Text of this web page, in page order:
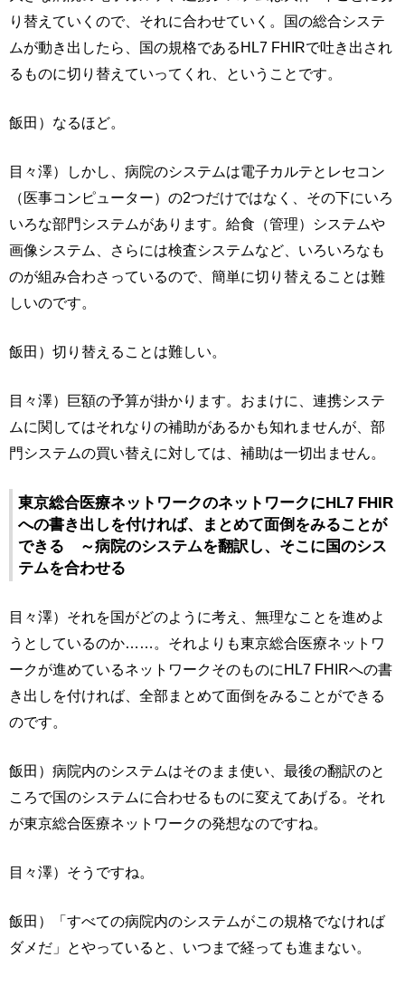
り替えていくので、それに合わせていく。国の総合システ
ムが動き出したら、国の規格であるHL7 FHIRで吐き出され
るものに切り替えていってくれ、ということです。
飯田）なるほど。
目々澤）しかし、病院のシステムは電子カルテとレセコン
（医事コンピューター）の2つだけではなく、その下にいろ
いろな部門システムがあります。給食（管理）システムや
画像システム、さらには検査システムなど、いろいろなも
のが組み合わさっているので、簡単に切り替えることは難
しいのです。
飯田）切り替えることは難しい。
目々澤）巨額の予算が掛かります。おまけに、連携システ
ムに関してはそれなりの補助があるかも知れませんが、部
門システムの買い替えに対しては、補助は一切出ません。
東京総合医療ネットワークのネットワークにHL7 FHIR
への書き出しを付ければ、まとめて面倒をみることが
できる ～病院のシステムを翻訳し、そこに国のシス
テムを合わせる
目々澤）それを国がどのように考え、無理なことを進めよ
うとしているのか……。それよりも東京総合医療ネットワ
ークが進めているネットワークそのものにHL7 FHIRへの書
き出しを付ければ、全部まとめて面倒をみることができる
のです。
飯田）病院内のシステムはそのまま使い、最後の翻訳のと
ころで国のシステムに合わせるものに変えてあげる。それ
が東京総合医療ネットワークの発想なのですね。
目々澤）そうですね。
飯田）「すべての病院内のシステムがこの規格でなければ
ダメだ」とやっていると、いつまで経っても進まない。